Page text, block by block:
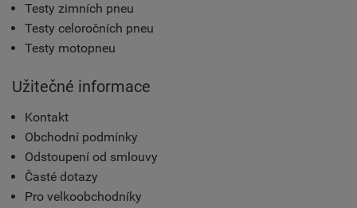
Testy zimních pneu
Testy celoročních pneu
Testy motopneu
Užitečné informace
Kontakt
Obchodní podmínky
Odstoupení od smlouvy
Časté dotazy
Pro velkoobchodníky